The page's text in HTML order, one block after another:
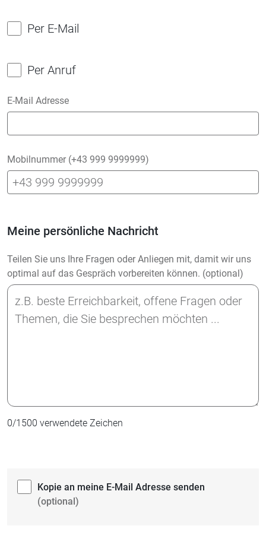
Per E-Mail
Per Anruf
E-Mail Adresse
Mobilnummer (+43 999 9999999)
Meine persönliche Nachricht
Teilen Sie uns Ihre Fragen oder Anliegen mit, damit wir uns
optimal auf das Gespräch vorbereiten können. (optional)
0/1500 verwendete Zeichen
Kopie an meine E-Mail Adresse senden
(optional)